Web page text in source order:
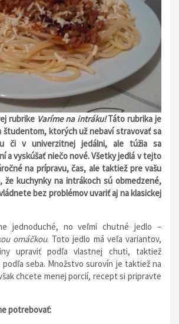
rubrike Varíme na intráku!Táto rubrika je
študentom, ktorých už nebaví stravovať sa
či v univerzitnej jedálni, ale túžia sa
a vyskúšať niečo nové. Všetky jedlá v tejto
na prípravu, čas, ale taktiež pre vašu
že kuchynky na intrákoch sú obmedzené,
bez problémov uvariť aj na klasickej
jednoduché, no veľmi chutné jedlo –
omáčkou. Toto jedlo má veľa variantov,
upraviť podľa vlastnej chuti, taktiež
seba. Množstvo surovín je taktiež na
chcete menej porcií, recept si pripravte
potrebovať: